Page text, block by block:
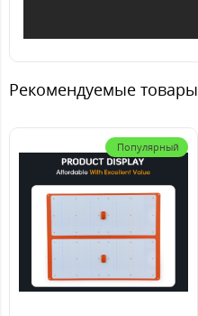
Рекомендуемые товары
Популярный